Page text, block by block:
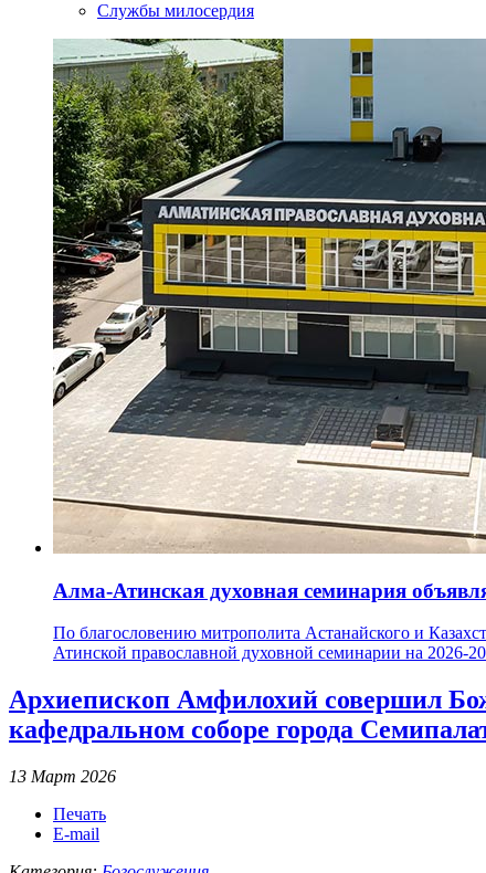
Службы милосердия
Алма-Атинская духовная семинария
По благословению митрополита Астанайского и
Атинской православной духовной семинарии на 2026-
Архиепископ Амфилохий совершил
кафедральном соборе города
13 Март 2026
Печать
E-mail